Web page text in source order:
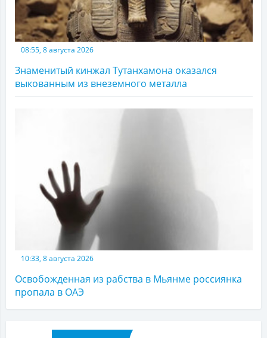
08:55, 8 августа 2026
Знаменитый кинжал Тутанхамона оказался
выкованным из внеземного металла
10:33, 8 августа 2026
Освобожденная из рабства в Мьянме россиянка
пропала в ОАЭ